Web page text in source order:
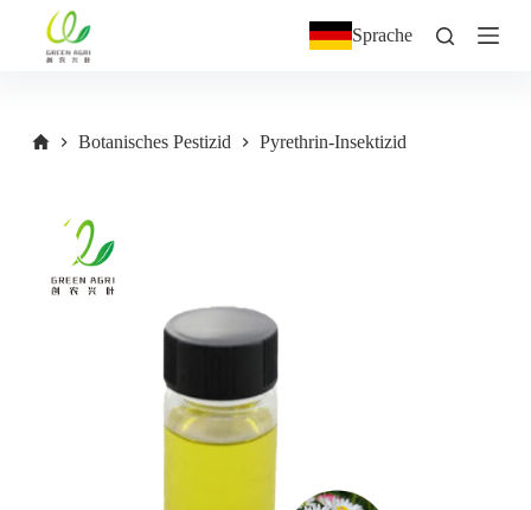
Sprache
Botanisches Pestizid Pyrethrin-Insektizid